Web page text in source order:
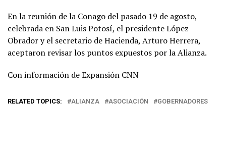
En la reunión de la Conago del pasado 19 de agosto,
celebrada en San Luis Potosí, el presidente López
Obrador y el secretario de Hacienda, Arturo Herrera,
aceptaron revisar los puntos expuestos por la Alianza.
Con información de Expansión CNN
RELATED TOPICS: ALIANZA ASOCIACIÓN GOBERNADORES